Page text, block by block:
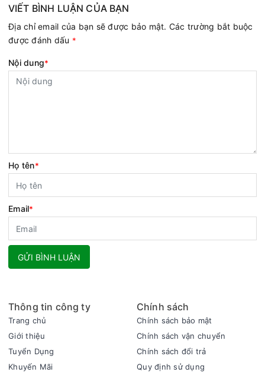
VIẾT BÌNH LUẬN CỦA BẠN
Địa chỉ email của bạn sẽ được bảo mật. Các trường bắt buộc
được đánh dấu *
Nội dung*
Họ tên*
Email*
GỬI BÌNH LUẬN
Thông tin công ty
Trang chủ
Giới thiệu
Tuyển Dụng
Khuyến Mãi
Chính sách
Chính sách bảo mật
Chính sách vận chuyển
Chính sách đổi trả
Quy định sử dụng